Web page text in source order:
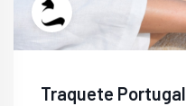
Traquete Portugal